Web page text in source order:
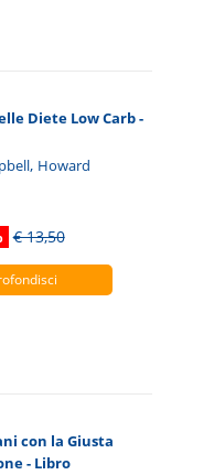
Diete Low Carb -
, Howard
€ 13,50
con la Giusta
- Libro